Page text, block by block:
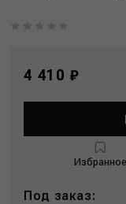
4 410 ₽
Избранное
Под заказ: